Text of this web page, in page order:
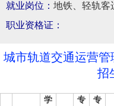
就业岗位： 地铁、轻轨客
职业资格证：
城市轨道交通运营管
招
学
专
专